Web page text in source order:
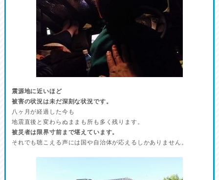
震源地に近いほど
被害の状況は未だ深刻な状況です。
八ヶ月が経過した今も
地震直後と変わらぬままも所も多く残ります。
被災者は限界寸前まで堪えています。
それでも聴こえる声には国や自治体が応えるしかありません。